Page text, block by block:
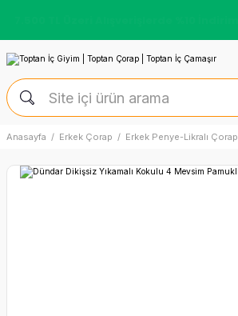
Anasayfa Erkek Çorap Erkek Penye-Likralı Çorap